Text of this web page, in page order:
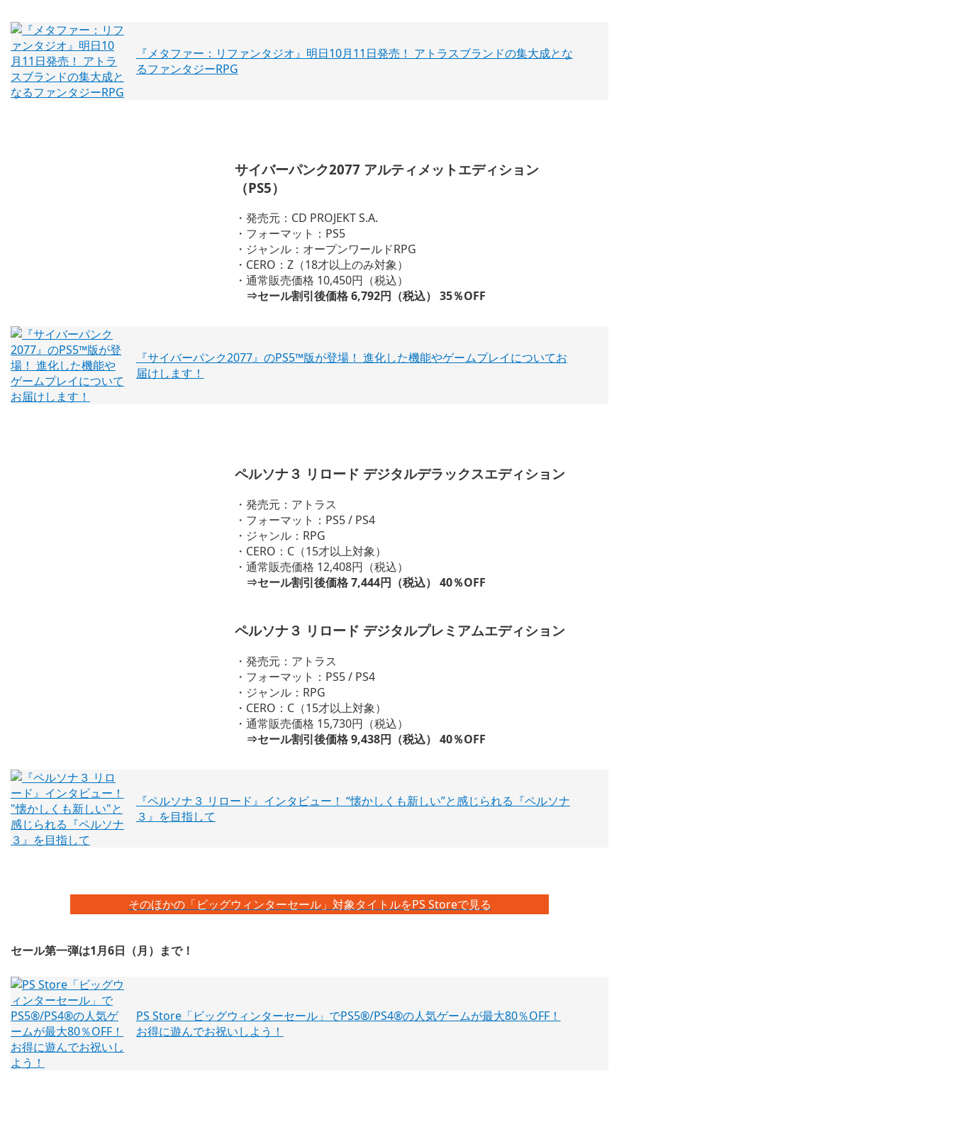
『メタファー：リファンタジオ』明日10月11日発売！ アトラスブランドの集大成とな
るファンタジーRPG
サイバーパンク2077 アルティメットエディション
（PS5）
・発売元：CD PROJEKT S.A.
・フォーマット：PS5
・ジャンル：オープンワールドRPG
・CERO：Z（18才以上のみ対象）
・通常販売価格 10,450円（税込）
⇒セール割引後価格 6,792円（税込） 35％OFF
『サイバーパンク2077』のPS5™版が登場！ 進化した機能やゲームプレイについてお
届けします！
ペルソナ３ リロード デジタルデラックスエディション
・発売元：アトラス
・フォーマット：PS5 / PS4
・ジャンル：RPG
・CERO：C（15才以上対象）
・通常販売価格 12,408円（税込）
⇒セール割引後価格 7,444円（税込） 40％OFF
ペルソナ３ リロード デジタルプレミアムエディション
・発売元：アトラス
・フォーマット：PS5 / PS4
・ジャンル：RPG
・CERO：C（15才以上対象）
・通常販売価格 15,730円（税込）
⇒セール割引後価格 9,438円（税込） 40％OFF
『ペルソナ３ リロード』インタビュー！ “懐かしくも新しい”と感じられる『ペルソナ
３』を目指して
そのほかの「ビッグウィンターセール」対象タイトルをPS Storeで見る
セール第一弾は1月6日（月）まで！
PS Store「ビッグウィンターセール」でPS5®/PS4®の人気ゲームが最大80％OFF！
お得に遊んでお祝いしよう！